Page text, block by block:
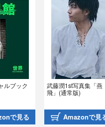
ルブック
で見る
武藤潤1st写真集「燕
飛」(通常版)
Amazonで見